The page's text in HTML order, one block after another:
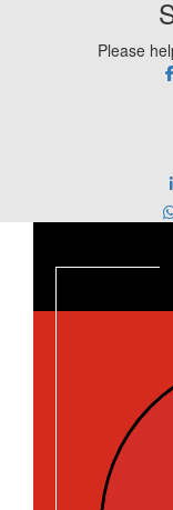
Please